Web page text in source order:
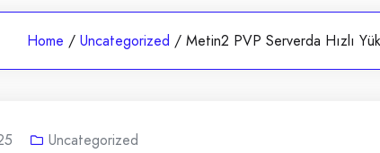
Home / Uncategorized / Metin2 PVP Serverda Hızlı
Uncategorized